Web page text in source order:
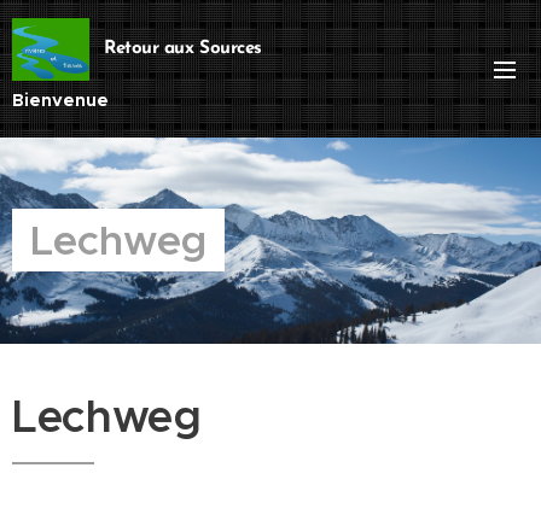
Retour aux Sources
Bienvenue
Lechweg
Lechweg